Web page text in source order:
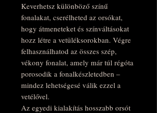
Keverhetsz különböző színű
fonalakat, cserélheted az orsókat,
hogy átmeneteket és színváltásokat
hozz létre a vetüléksorokban. Végre
felhasználhatod az összes szép,
vékony fonalat, amely már túl régóta
porosodik a fonalkészletedben –
mindez lehetségesé válik ezzel a
vetélővel.
Az egyedi kialakítás hosszabb orsót